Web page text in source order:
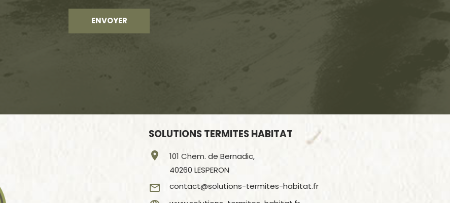
SOLUTIONS TERMITES HABITAT
location_on
101 Chem. de Bernadic,
40260 LESPERON
mail_outline contact@solutions-termites-habitat.fr